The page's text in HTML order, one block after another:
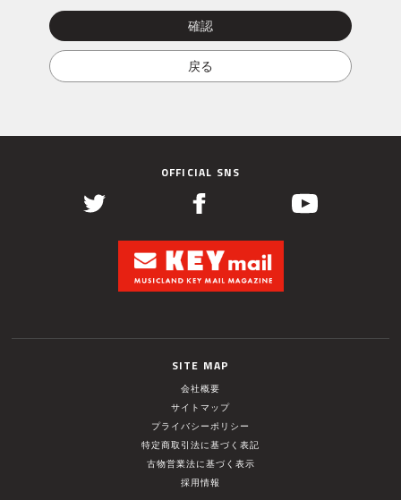
OFFICIAL SNS
SITE MAP
会社概要
サイトマップ
プライバシーポリシー
特定商取引法に基づく表記
古物営業法に基づく表示
採用情報